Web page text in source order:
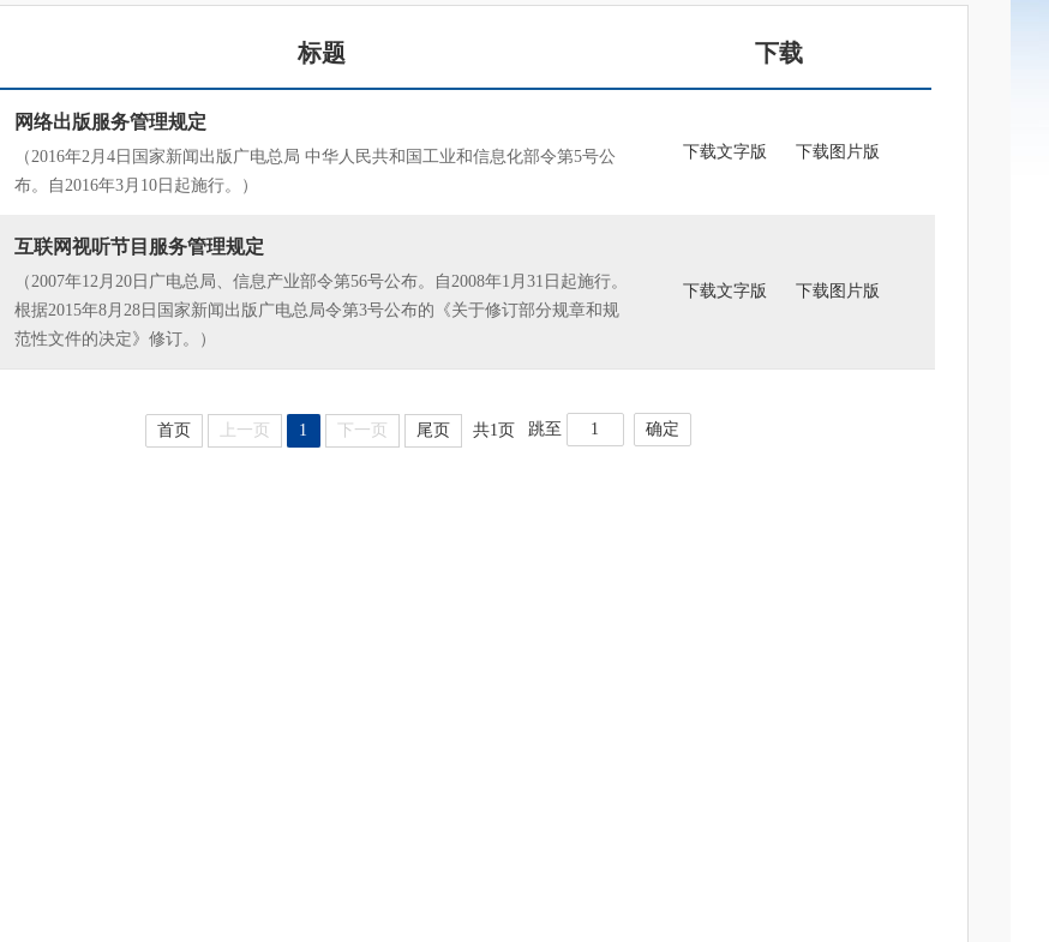
标题 下载
网络出版服务管理规定
（2016年2月4日国家新闻出版广电总局 中华人民共和国工业和信息化部令第5号公
布。自2016年3月10日起施行。）
下载文字版 下载图片版
互联网视听节目服务管理规定
（2007年12月20日广电总局、信息产业部令第56号公布。自2008年1月31日起施行。
根据2015年8月28日国家新闻出版广电总局令第3号公布的《关于修订部分规章和规
范性文件的决定》修订。）
下载文字版 下载图片版
首页 上一页 1 下一页 尾页 共1页 跳至 确定